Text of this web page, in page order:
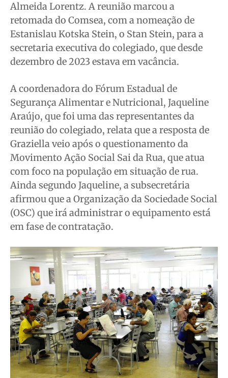
Wanda Sily
Publicidade Legal
Anuncie
Quem Somos
Expediente
Contato
Anuncie
Termos de Uso
Privacidade
Wanda Sily
Publicidade Legal
Anuncie
Quem Somos
Expediente
Contato
Anuncie
Termos de Uso
Privacidade
Wanda Sily
Publicidade Legal
Anuncie
Quem Somos
Expediente
Contato
Anuncie
Termos de Uso
Privacidade
Wanda Sily
Publicidade Legal
Anuncie
Quem Somos
Expediente
Contato
Anuncie
Termos de Uso
Privacidade
Almeida Lorentz. A reunião marcou a
retomada do Comsea, com a nomeação de
Estanislau Kotska Stein, o Stan Stein, para a
secretaria executiva do colegiado, que desde
dezembro de 2023 estava em vacância.
A coordenadora do Fórum Estadual de
Segurança Alimentar e Nutricional, Jaqueline
Araújo, que foi uma das representantes da
reunião do colegiado, relata que a resposta de
Graziella veio após o questionamento da
Movimento Ação Social Sai da Rua, que atua
com foco na população em situação de rua.
Ainda segundo Jaqueline, a subsecretária
afirmou que a Organização da Sociedade Social
(OSC) que irá administrar o equipamento está
em fase de contratação.